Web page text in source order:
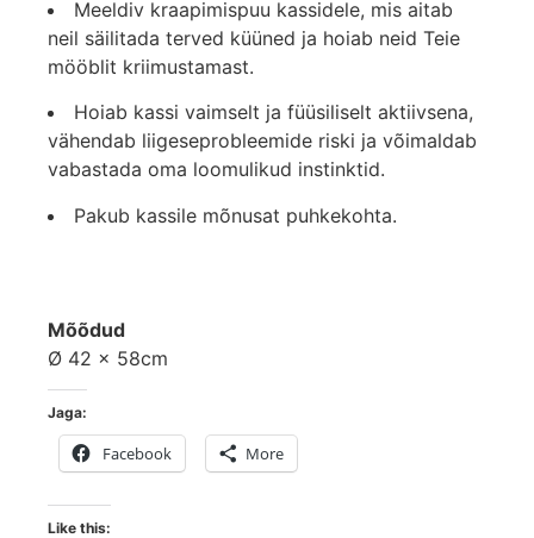
Meeldiv kraapimispuu kassidele, mis aitab
neil säilitada terved küüned ja hoiab neid Teie
mööblit kriimustamast.
Hoiab kassi vaimselt ja füüsiliselt aktiivsena,
vähendab liigeseprobleemide riski ja võimaldab
vabastada oma loomulikud instinktid.
Pakub kassile mõnusat puhkekohta.
Mõõdud
Ø 42 x 58cm
Jaga:
Facebook More
Like this: